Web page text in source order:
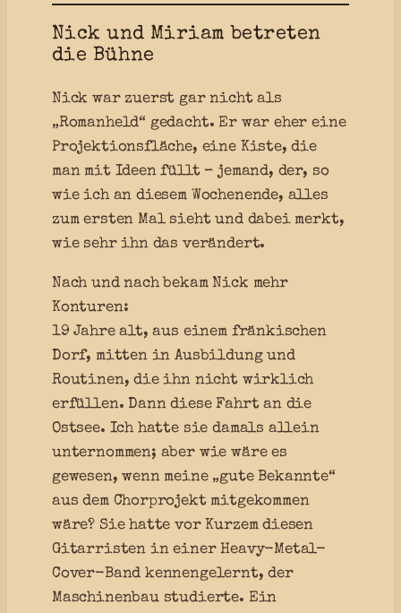
Nick und Miriam betreten
die Bühne
Nick war zuerst gar nicht als
„Romanheld“ gedacht. Er war eher eine
Projektionsfläche, eine Kiste, die
man mit Ideen füllt – jemand, der, so
wie ich an diesem Wochenende, alles
zum ersten Mal sieht und dabei merkt,
wie sehr ihn das verändert.
Nach und nach bekam Nick mehr
Konturen:
19 Jahre alt, aus einem fränkischen
Dorf, mitten in Ausbildung und
Routinen, die ihn nicht wirklich
erfüllen. Dann diese Fahrt an die
Ostsee. Ich hatte sie damals allein
unternommen; aber wie wäre es
gewesen, wenn meine „gute Bekannte“
aus dem Chorprojekt mitgekommen
wäre? Sie hatte vor Kurzem diesen
Gitarristen in einer Heavy-Metal-
Cover-Band kennengelernt, der
Maschinenbau studierte. Ein